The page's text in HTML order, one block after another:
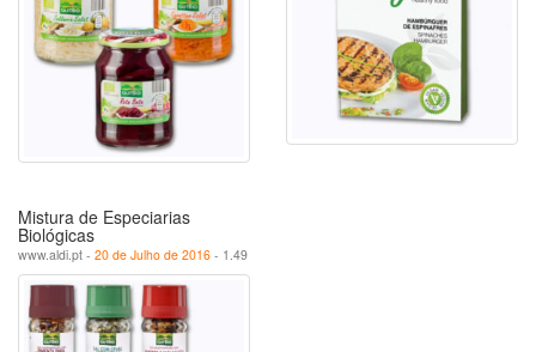
Mistura de Especiarias
Biológicas
www.aldi.pt - 20 de Julho de 2016 - 1.49